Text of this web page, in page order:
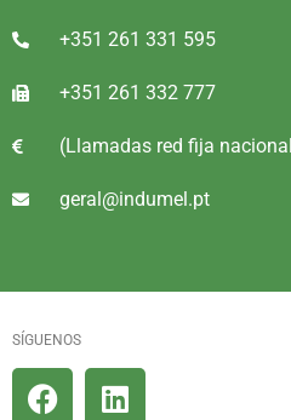
+351 261 331 595
+351 261 332 777
(Llamadas red fija
geral@indumel.pt
SÍGUENOS